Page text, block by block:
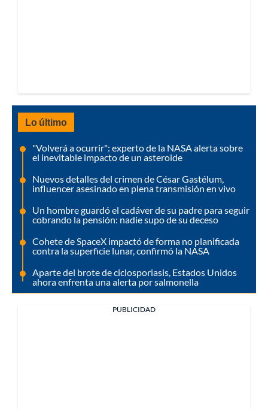
Lo último
"Volverá a ocurrir": experto de la NASA alerta sobre
el inevitable impacto de un asteroide
Nuevos detalles del crimen de César Gastélum,
influencer asesinado en plena transmisión en vivo
Un hombre guardó el cadáver de su padre para seguir
cobrando la pensión: nadie supo de su deceso
Cohete de SpaceX impactó de forma no planificada
contra la superficie lunar, confirmó la NASA
Aparte del brote de ciclosporiasis, Estados Unidos
ahora enfrenta una alerta por salmonella
PUBLICIDAD